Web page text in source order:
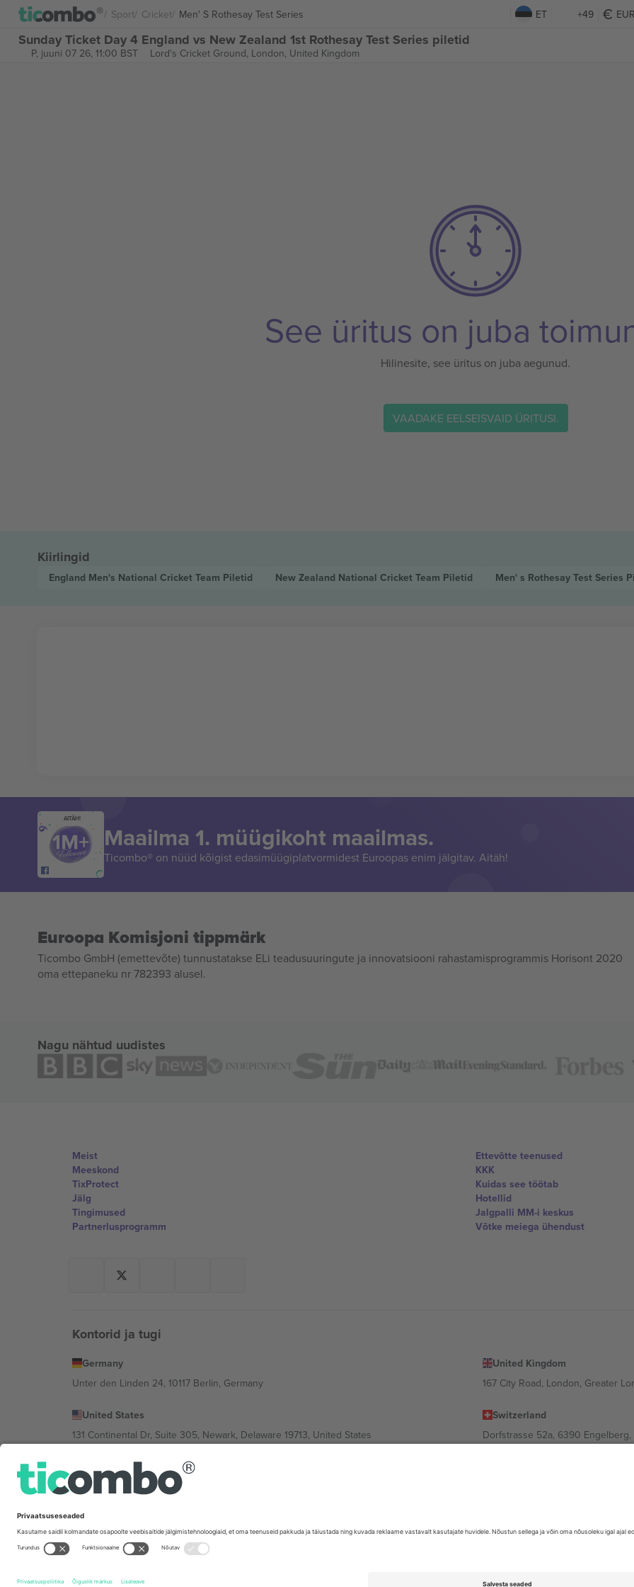
Sport Cricket Men' S Rothesay Test Series ET +49 EUR
Sunday Ticket Day 4 England vs New Zealand 1st Rothesay Test Series piletid
P, juuni 07 26, 11:00 BST Lord's Cricket Ground, London, United Kingdom
See üritus on juba
Hilinesite, see üritus on juba aegunud.
VAADAKE EELSEISVAID ÜRITUSI.
Kiirlingid
England Men's National Cricket Team Piletid New Zealand National Cricket Team Piletid Men' s Rothesay Test Series
AITÄH!
Maailma 1. müügikoht maailmas.
Ticombo® on nüüd kõigist edasimüügiplatvormidest Euroopas enim jälgitav. Aitäh!
Euroopa Komisjoni tippmärk
Ticombo GmbH (emettevõte) tunnustatakse ELi teadusuuringute ja innovatsiooni rahastamisprogrammis Horisont 2020
oma ettepaneku nr 782393 alusel.
Nagu nähtud uudistes
Meist
Meeskond
TixProtect
Jälg
Tingimused
Partnerlusprogramm
Ettevõtte teenused
KKK
Kuidas see töötab
Hotellid
Jalgpalli MM-i keskus
Võtke meiega ühendust
Kontorid ja tugi
Germany
Unter den Linden 24, 10117 Berlin, Germany
United Kingdom
167 City Road, London, Greater
United States
131 Continental Dr, Suite 305, Newark, Delaware 19713, United States
Switzerland
Dorfstrasse 52a, 6390 Engelberg,
Bulgaria
Regus Sofia City West, bul Totleben 53-55, 1606 Sofia, Bulgaria
Mexico
Av Chapultepec 360, Roma Norte, Cuauhtémoc, 06700 Ciudad de México, CDMX, Mexico
Tingimused.© 2026 Ticombo. Kõik õigused kaitstud.